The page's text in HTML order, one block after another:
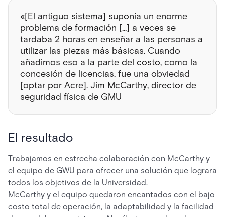
«[El antiguo sistema] suponía un enorme
problema de formación [...] a veces se
tardaba 2 horas en enseñar a las personas a
utilizar las piezas más básicas. Cuando
añadimos eso a la parte del costo, como la
concesión de licencias, fue una obviedad
[optar por Acre]. Jim McCarthy, director de
seguridad física de GMU
El resultado
Trabajamos en estrecha colaboración con McCarthy y
el equipo de GWU para ofrecer una solución que lograra
todos los objetivos de la Universidad.
McCarthy y el equipo quedaron encantados con el bajo
costo total de operación, la adaptabilidad y la facilidad